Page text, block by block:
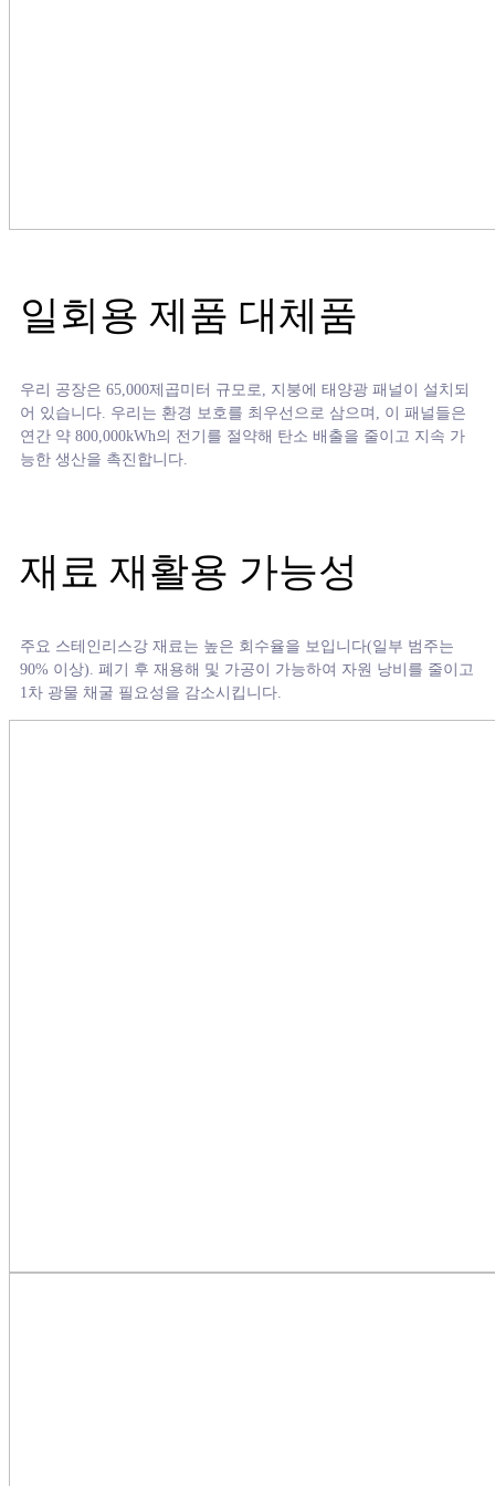
일회용 제품 대체품
우리 공장은 65,000제곱미터 규모로, 지붕에 태양광 패널이 설치되
어 있습니다. 우리는 환경 보호를 최우선으로 삼으며, 이 패널들은
연간 약 800,000kWh의 전기를 절약해 탄소 배출을 줄이고 지속 가
능한 생산을 촉진합니다.
재료 재활용 가능성
주요 스테인리스강 재료는 높은 회수율을 보입니다(일부 범주는
90% 이상). 폐기 후 재용해 및 가공이 가능하여 자원 낭비를 줄이고
1차 광물 채굴 필요성을 감소시킵니다.